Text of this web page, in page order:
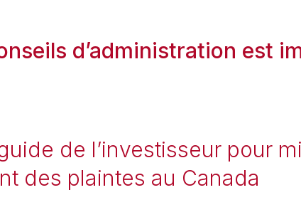
d’administration est
de l’investisseur pour
des plaintes au Canada